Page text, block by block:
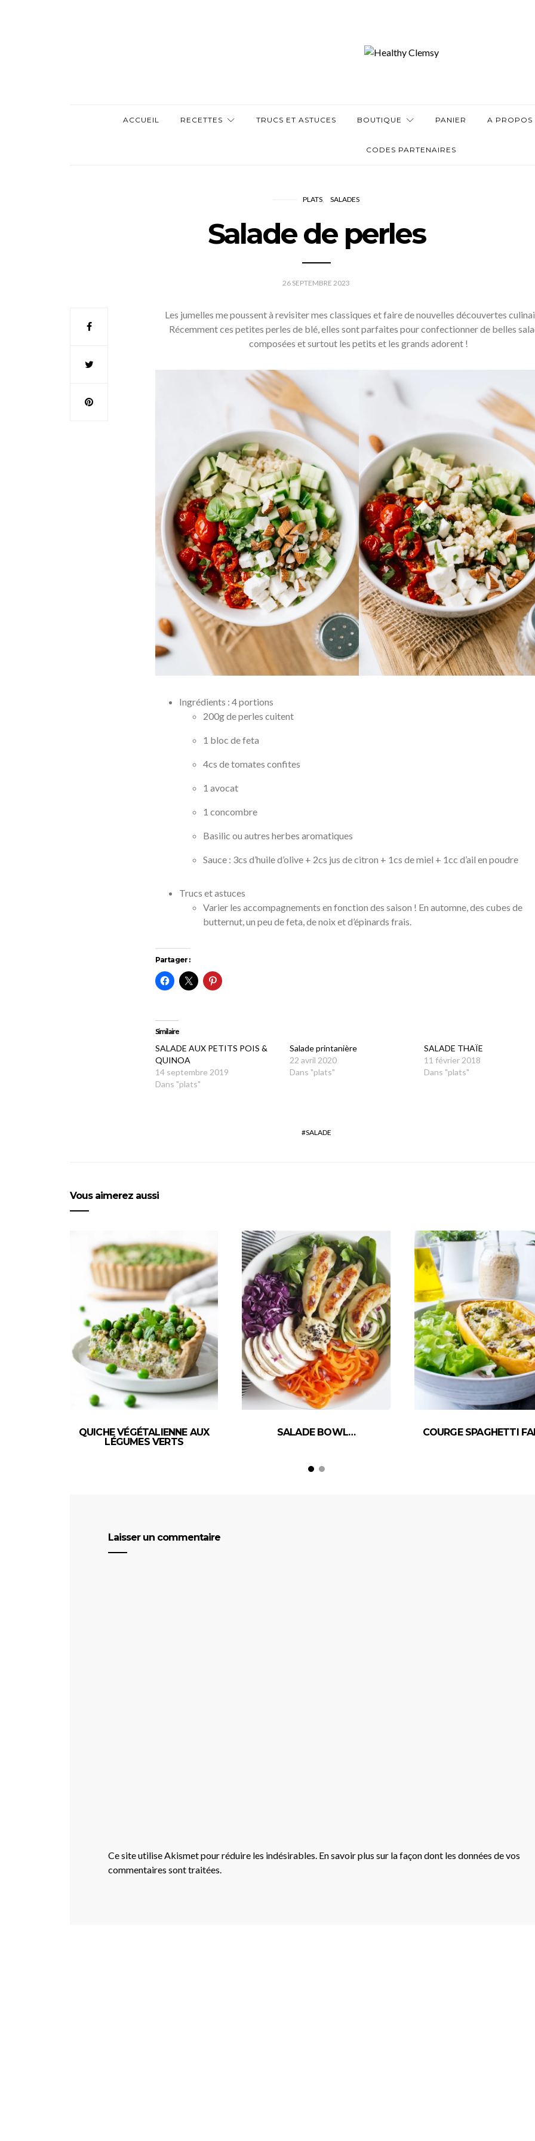
ACCUEIL RECETTES TRUCS ET ASTUCES BOUTIQUE PANIER A PROPOS
CODES PARTENAIRES
PLATS SALADES
Salade de perles
26 SEPTEMBRE 2023
Les jumelles me poussent à revisiter mes classiques et faire de nouvelles découvertes
Récemment ces petites perles de blé, elles sont parfaites pour confectionner de belles
composées et surtout les petits et les grands adorent !
Ingrédients : 4 portions
200g de perles cuitent
1 bloc de feta
4cs de tomates confites
1 avocat
1 concombre
Basilic ou autres herbes aromatiques
Sauce : 3cs d’huile d’olive + 2cs jus de citron + 1cs de miel + 1cc d’ail en poudre
Trucs et astuces
Varier les accompagnements en fonction des saison ! En automne, des cubes de
butternut, un peu de feta, de noix et d’épinards frais.
Partager :
Similaire
SALADE AUX PETITS POIS &
QUINOA
14 septembre 2019
Dans "plats"
Salade printanière
22 avril 2020
Dans "plats"
SALADE THAÏE
11 février 2018
Dans "plats"
SALADE
Vous aimerez aussi
QUICHE VÉGÉTALIENNE AUX
LÉGUMES VERTS
SALADE BOWL… COURGE SPAGHETTI
Laisser un commentaire
Ce site utilise Akismet pour réduire les indésirables. En savoir plus sur la façon dont les données de vos
commentaires sont traitées